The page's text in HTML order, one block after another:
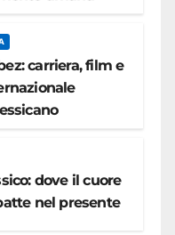
carriera, film e
dove il cuore
nel presente